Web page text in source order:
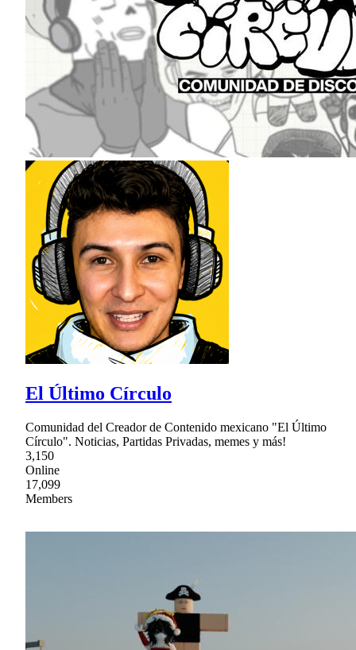
El Último Círculo
Comunidad del Creador de Contenido mexicano "El Último
Círculo". Noticias, Partidas Privadas, memes y más!
3,150
Online
17,099
Members